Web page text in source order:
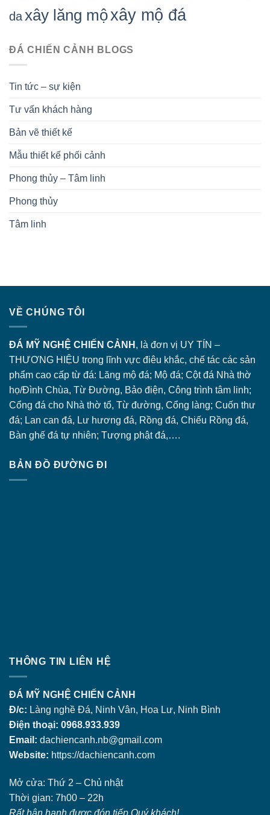
daxây lăng mộxây mộ đá
ĐÁ CHIẾN CẢNH BLOGS
Tin tức – sự kiện
Tư vấn khách hàng
Bản vẽ thiết kế
Mẫu thiết kế phối cảnh
Phong thủy – Tâm linh
Phong thủy
Tâm linh
VỀ CHÚNG TÔI
ĐÁ MỸ NGHỆ CHIẾN CẢNH , là đơn vị UY TÍN –
THƯƠNG HIỆU trong lĩnh vực điêu khắc, chế tác các sản
phẩm cao cấp từ đá: Lăng mộ đá; Mộ đá; Cột đá Nhà thờ
họ/Đình Chùa, Từ Đường, Bảo điện, Công trình tâm linh;
Cổng đá cho Nhà thờ tổ, Từ đường, Cổng làng; Cuốn thư
đá; Lan can đá, Lư hương đá, Rồng đá, Chiếu Rồng đá,
Bàn ghế đá tự nhiên; Tượng phật đá,….
BẢN ĐỒ ĐƯỜNG ĐI
THÔNG TIN LIÊN HỆ
ĐÁ MỸ NGHỆ CHIẾN CẢNH
Đ/c: Làng nghề Đá, Ninh Vân, Hoa Lư, Ninh Bình
Điện thoại: 0968.933.939
Email: dachiencanh.nb@gmail.com
Website: https://dachiencanh.com
Mở cửa: Thứ 2 – Chủ nhật
Thời gian: 7h00 – 22h
Rất hân hạnh được đón tiếp Quý khách!